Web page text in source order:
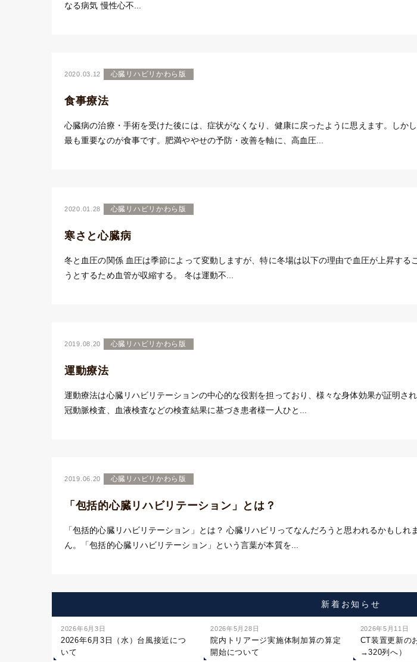
なる病気 慢性心不...
2020.03.12 心臓リハビリかわら版
食事療法
心臓病の治療・手術を受けた後には、症状がなくなり、健康に戻ったように思えます。しか
最も重要なのが食事です。肥満ややせの予防・改善を軸に、高血圧...
2020.01.28 心臓リハビリかわら版
寒さと心臓病
冬と血圧の関係 血圧は季節によって変動しますが、特に冬場は以下の理由で血圧が上昇す
うとするため血管が収縮する。 冬は運動不...
2019.08.20 心臓リハビリかわら版
運動療法
運動療法は心臓リハビリテーションの中心的な役割を担っており、様々な身体効果が証明さ
冠動脈検査、血液検査などの検査結果に基づき患者様一人ひと...
2019.06.20 心臓リハビリかわら版
「包括的心臓リハビリテーション」とは？
「包括的心臓リハビリテーション」とは？ 心臓リハビリってなんだろうと思われるかもし
ん。「包括的心臓リハビリテーション」という言葉が本質を...
新着お知らせ
2026年6月3日
2026年6月3日（水）台風接近につ
いて
2026年5月28日
院内トリアージ実施体制加算の算定
開始について
2026年5月11日
CT装置更新の
→320列へ）